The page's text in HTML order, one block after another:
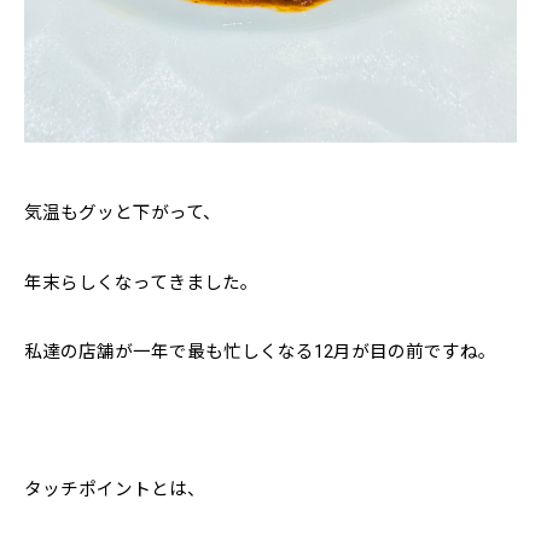
気温もグッと下がって、
年末らしくなってきました。
私達の店舗が一年で最も忙しくなる12月が目の前ですね。
タッチポイントとは、